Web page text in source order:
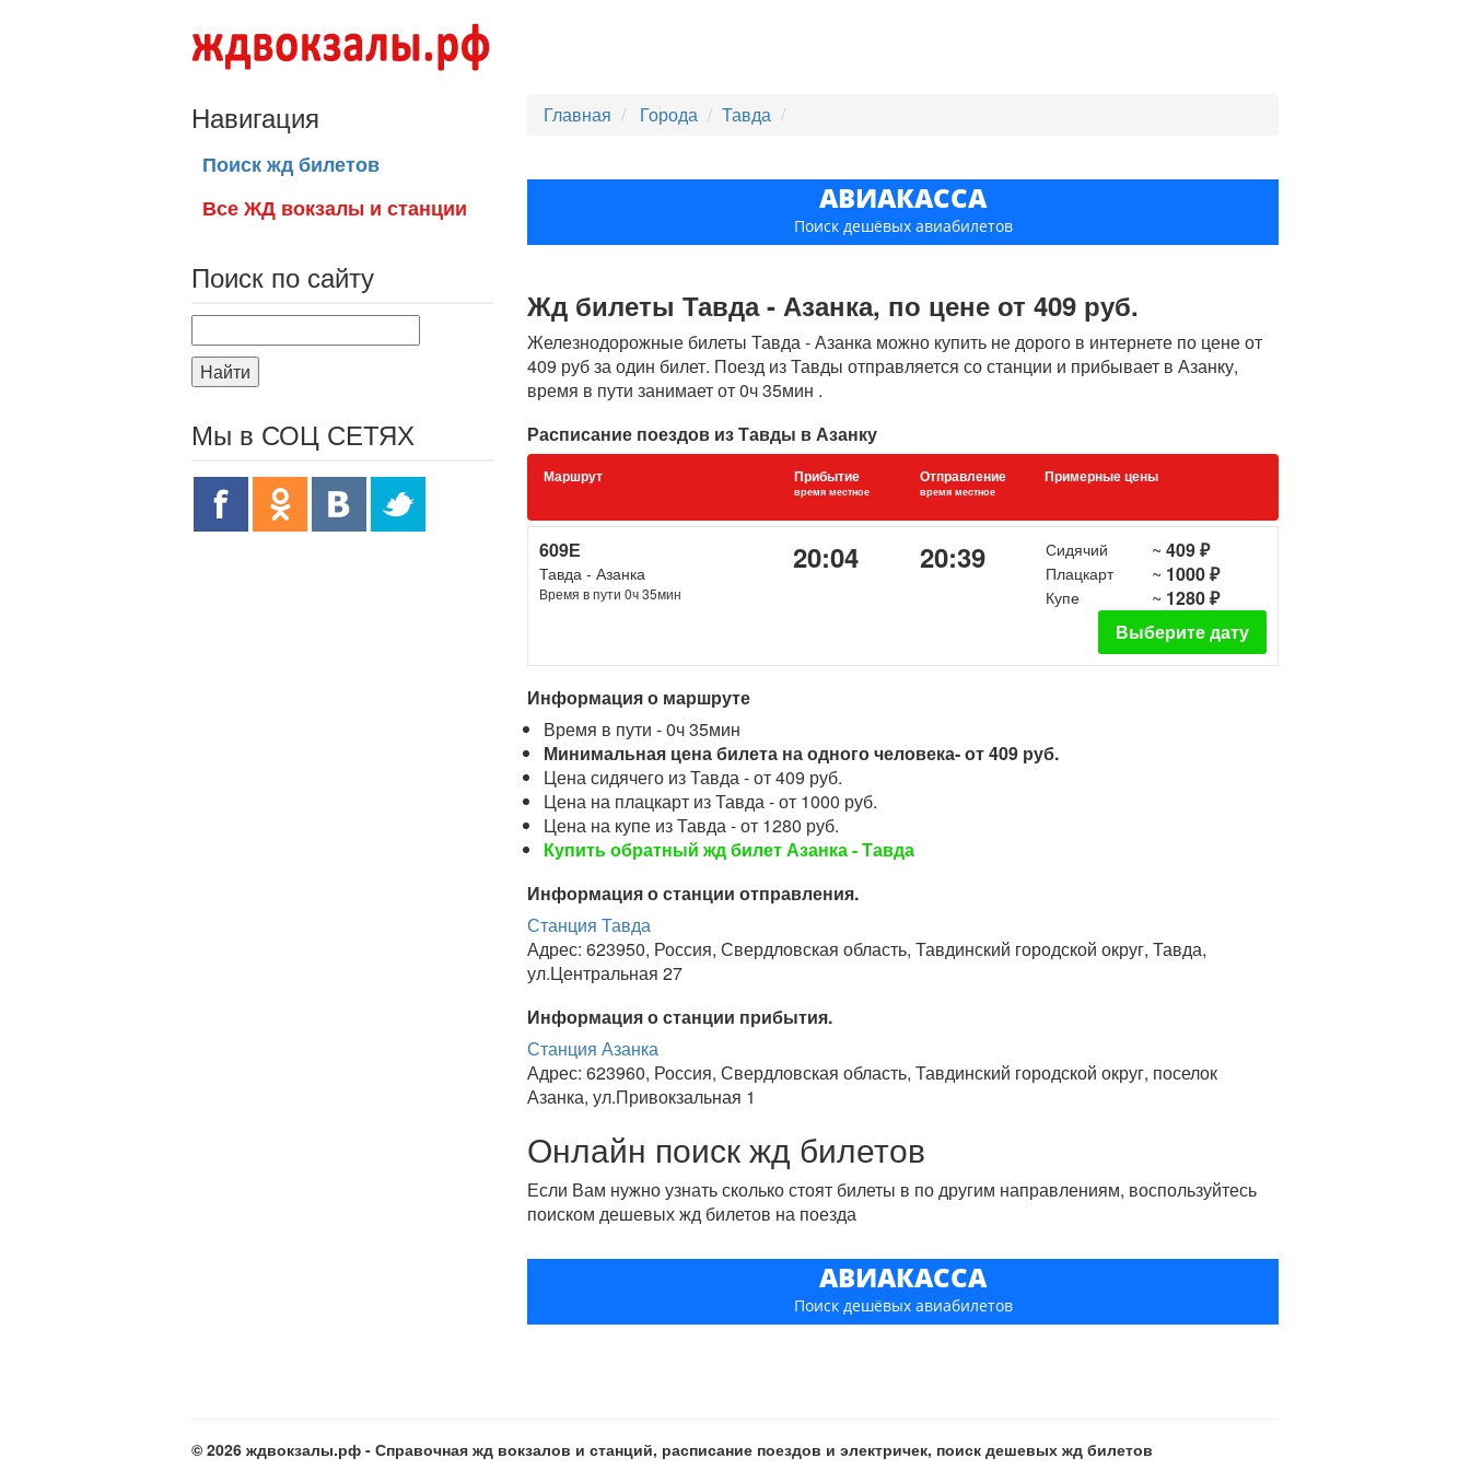
Главная Города Тавда
АВИАКАССА
Поиск дешёвых авиабилетов
Жд билеты Тавда - Азанка, по цене от 409 руб.
Железнодорожные билеты Тавда - Азанка можно купить не дорого в интернете по цене от
409 руб за один билет. Поезд из Тавды отправляется со станции и прибывает в Азанку,
время в пути занимает от 0ч 35мин .
Расписание поездов из Тавды в Азанку
Маршрут Прибытие
время местное
Отправление
время местное
Примерные цены
609Е
Тавда - Азанка
Время в пути 0ч 35мин
20:04 20:39 Сидячий ~ 409 ₽
Плацкарт ~ 1000 ₽
Купе ~ 1280 ₽
Выберите дату
Информация о маршруте
Время в пути - 0ч 35мин
Минимальная цена билета на одного человека- от 409 руб.
Цена сидячего из Тавда - от 409 руб.
Цена на плацкарт из Тавда - от 1000 руб.
Цена на купе из Тавда - от 1280 руб.
Купить обратный жд билет Азанка - Тавда
Информация о станции отправления.
Станция Тавда
Адрес: 623950, Россия, Свердловская область, Тавдинский городской округ, Тавда,
ул.Центральная 27
Информация о станции прибытия.
Станция Азанка
Адрес: 623960, Россия, Свердловская область, Тавдинский городской округ, поселок
Азанка, ул.Привокзальная 1
Онлайн поиск жд билетов
Если Вам нужно узнать сколько стоят билеты в по другим направлениям, воспользуйтесь
поиском дешевых жд билетов на поезда
АВИАКАССА
Поиск дешёвых авиабилетов
Навигация
Поиск жд билетов
Все ЖД вокзалы и станции
Поиск по сайту
Найти
Мы в СОЦ СЕТЯХ
© 2026 ждвокзалы.рф - Справочная жд вокзалов и станций, расписание поездов и электричек, поиск дешевых жд билетов